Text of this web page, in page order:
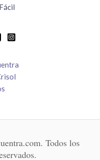
Todos los